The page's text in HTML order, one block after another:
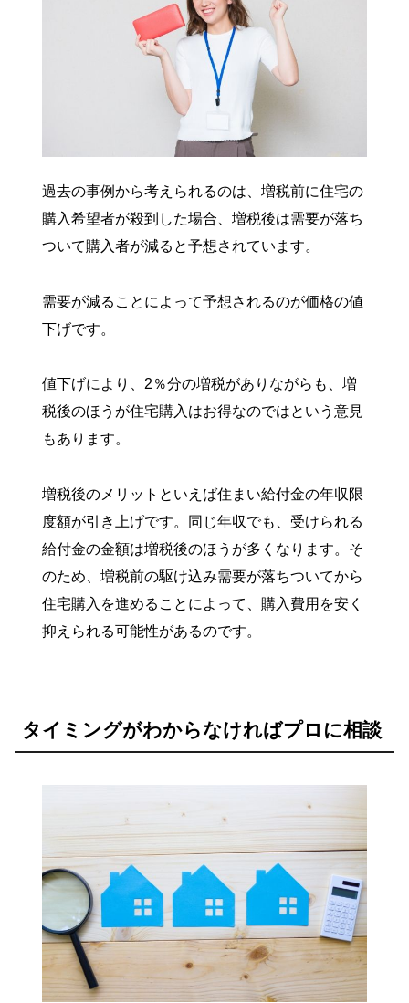
過去の事例から考えられるのは、増税前に住宅の
購入希望者が殺到した場合、増税後は需要が落ち
ついて購入者が減ると予想されています。
需要が減ることによって予想されるのが価格の値
下げです。
値下げにより、2％分の増税がありながらも、増
税後のほうが住宅購入はお得なのではという意見
もあります。
増税後のメリットといえば住まい給付金の年収限
度額が引き上げです。同じ年収でも、受けられる
給付金の金額は増税後のほうが多くなります。そ
のため、増税前の駆け込み需要が落ちついてから
住宅購入を進めることによって、購入費用を安く
抑えられる可能性があるのです。
タイミングがわからなければプロに相談